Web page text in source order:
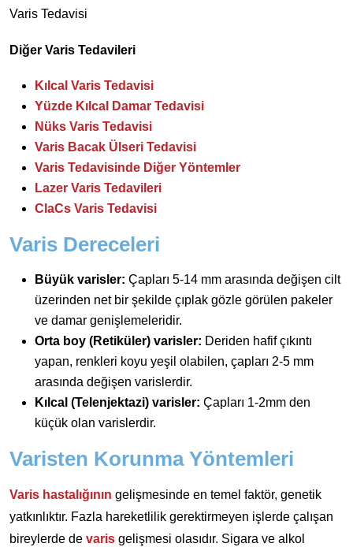
Varis Tedavisi
Diğer Varis Tedavileri
Kılcal Varis Tedavisi
Yüzde Kılcal Damar Tedavisi
Nüks Varis Tedavisi
Varis Bacak Ülseri Tedavisi
Varis Tedavisinde Diğer Yöntemler
Lazer Varis Tedavileri
ClaCs Varis Tedavisi
Varis Dereceleri
Büyük varisler: Çapları 5-14 mm arasında değişen cilt
üzerinden net bir şekilde çıplak gözle görülen pakeler
ve damar genişlemeleridir.
Orta boy (Retiküler) varisler: Deriden hafif çıkıntı
yapan, renkleri koyu yeşil olabilen, çapları 2-5 mm
arasında değişen varislerdir.
Kılcal (Telenjektazi) varisler: Çapları 1-2mm den
küçük olan varislerdir.
Varisten Korunma Yöntemleri
Varis hastalığının gelişmesinde en temel faktör, genetik
yatkınlıktır. Fazla hareketlilik gerektirmeyen işlerde çalışan
bireylerde de varis gelişmesi olasıdır. Sigara ve alkol